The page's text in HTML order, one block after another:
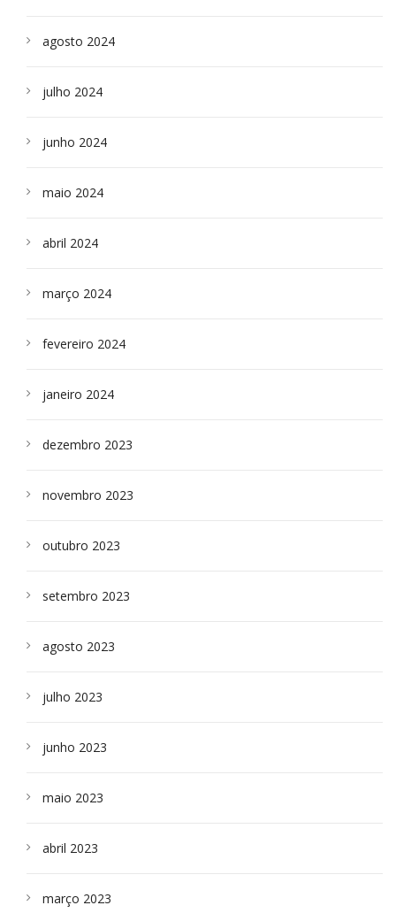
agosto 2024
julho 2024
junho 2024
maio 2024
abril 2024
março 2024
fevereiro 2024
janeiro 2024
dezembro 2023
novembro 2023
outubro 2023
setembro 2023
agosto 2023
julho 2023
junho 2023
maio 2023
abril 2023
março 2023